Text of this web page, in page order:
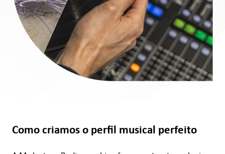
Como criamos o perfil musical perfeito